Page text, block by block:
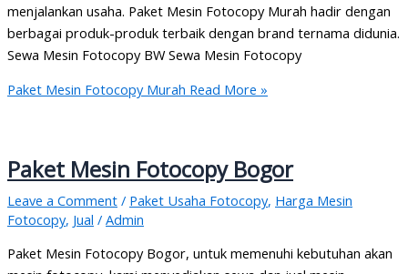
menjalankan usaha. Paket Mesin Fotocopy Murah hadir dengan
berbagai produk-produk terbaik dengan brand ternama didunia.
Sewa Mesin Fotocopy BW Sewa Mesin Fotocopy
Paket Mesin Fotocopy Murah Read More »
Paket Mesin Fotocopy Bogor
Leave a Comment / Paket Usaha Fotocopy, Harga Mesin
Fotocopy, Jual / Admin
Paket Mesin Fotocopy Bogor, untuk memenuhi kebutuhan akan